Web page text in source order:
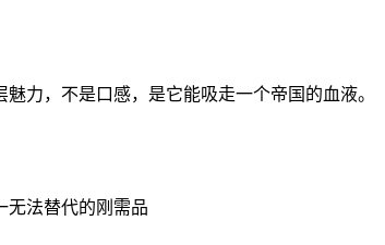
魅力，不是口感，是它能吸走一个帝国的血液。
无法替代的刚需品